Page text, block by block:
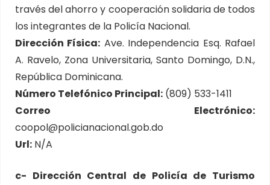
través del ahorro y cooperación solidaria de todos
los integrantes de la Policía Nacional.
Dirección Física: Ave. Independencia Esq. Rafael
A. Ravelo, Zona Universitaria, Santo Domingo, D.N.,
República Dominicana.
Número Telefónico Principal: (809) 533-1411
Correo Electrónico:
coopol@policianacional.gob.do
Url: N/A
c- Dirección Central de Policía de Turismo